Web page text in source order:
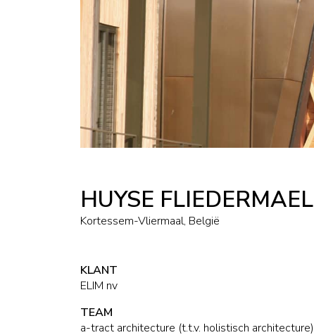
HUYSE FLIEDERMAEL
Kortessem-Vliermaal, België
KLANT
ELIM nv
TEAM
a-tract architecture (t.t.v. holistisch architecture)